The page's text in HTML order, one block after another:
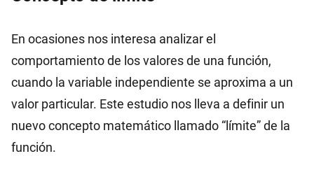
En ocasiones nos interesa analizar el
comportamiento de los valores de una función,
cuando la variable independiente se aproxima a un
valor particular. Este estudio nos lleva a definir un
nuevo concepto matemático llamado “límite” de la
función.